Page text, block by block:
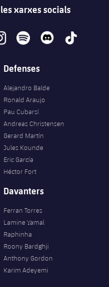
xarxes socials
spotify discord tiktok
Defenses
Alejandro Balde
Ronald Araujo
Pau Cubarsí
Andreas Christensen
Gerard Martín
Jules Kounde
Eric García
Héctor Fort
Davanters
Ferran Torres
Lamine Yamal
Raphinha
Roony Bardghji
Anthony Gordon
Karim Adeyemi